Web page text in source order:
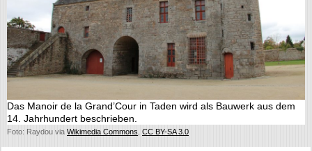
Das Manoir de la Grand’Cour in Taden wird als Bauwerk aus dem
14. Jahrhundert beschrieben.
Foto: Raydou via Wikimedia Commons CC BY-SA 3.0